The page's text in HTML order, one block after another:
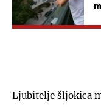
Ljubitelje šljokica